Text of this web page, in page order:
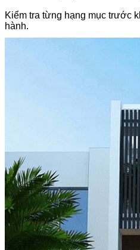
Kiểm tra từng hạng mục trước
hành.